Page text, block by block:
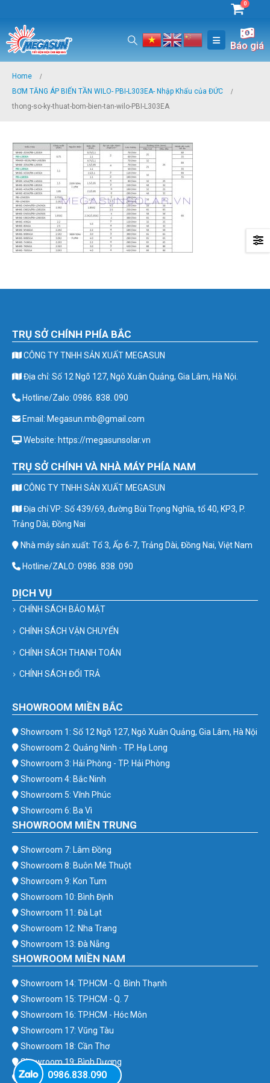
0
Báo giá
Home
BƠM TĂNG ÁP BIẾN TẦN WILO- PBI-L303EA- Nhập Khẩu của ĐỨC
thong-so-ky-thuat-bom-bien-tan-wilo-PBI-L303EA
TRỤ SỞ CHÍNH PHÍA BẮC
CÔNG TY TNHH SẢN XUẤT MEGASUN
Địa chỉ: Số 12 Ngõ 127, Ngô Xuân Quảng, Gia Lâm, Hà Nội.
Hotline/Zalo: 0986. 838. 090
Email: Megasun.mb@gmail.com
Website: https://megasunsolar.vn
TRỤ SỞ CHÍNH VÀ NHÀ MÁY PHÍA NAM
CÔNG TY TNHH SẢN XUẤT MEGASUN
Địa chỉ VP: Số 439/69, đường Bùi Trọng Nghĩa, tổ 40, KP3, P.
Trảng Dài, Đồng Nai
Nhà máy sản xuất: Tổ 3, Ấp 6-7, Trảng Dài, Đồng Nai, Việt Nam
Hotline/ZALO: 0986. 838. 090
DỊCH VỤ
CHÍNH SÁCH BẢO MẬT
CHÍNH SÁCH VẬN CHUYỂN
CHÍNH SÁCH THANH TOÁN
CHÍNH SÁCH ĐỔI TRẢ
SHOWROOM MIỀN BẮC
Showroom 1: Số 12 Ngõ 127, Ngô Xuân Quảng, Gia Lâm, Hà Nội
Showroom 2: Quảng Ninh - TP. Hạ Long
Showroom 3: Hải Phòng - TP. Hải Phòng
Showroom 4: Bắc Ninh
Showroom 5: Vĩnh Phúc
Showroom 6: Ba Vì
SHOWROOM MIỀN TRUNG
Showroom 7: Lâm Đồng
Showroom 8: Buôn Mê Thuột
Showroom 9: Kon Tum
Showroom 10: Bình Định
Showroom 11: Đà Lạt
Showroom 12: Nha Trang
Showroom 13: Đà Nẵng
SHOWROOM MIỀN NAM
Showroom 14: TP.HCM - Q. Bình Thạnh
Showroom 15: TP.HCM - Q. 7
Showroom 16: TP.HCM - Hóc Môn
Showroom 17: Vũng Tàu
Showroom 18: Cần Thơ
Showroom 19: Bình Dương
Showroom 20: Bình Phước
0986.838.090